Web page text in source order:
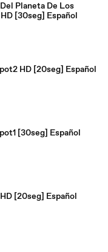
Planeta De Los
[30seg] Español
HD [20seg] Español
[30seg] Español
[20seg] Español